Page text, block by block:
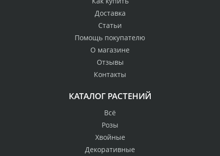
Доставка
Статьи
Помощь покупателю
О магазине
Отзывы
Контакты
КАТАЛОГ РАСТЕНИЙ
Всё
Розы
Хвойные
Декоративные